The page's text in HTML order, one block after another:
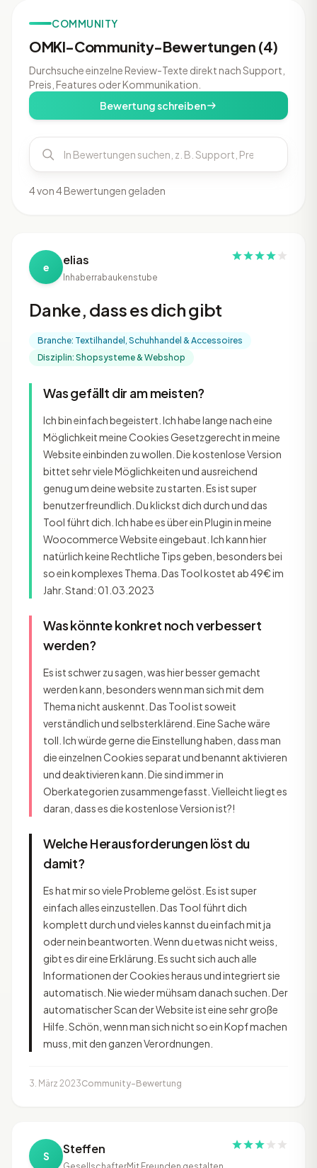
COMMUNITY
OMKI-Community-Bewertungen (4)
Durchsuche einzelne Review-Texte direkt nach Support,
Preis, Features oder Kommunikation.
Bewertung schreiben
4 von 4 Bewertungen geladen
e elias
Inhaberrabaukenstube
Danke, dass es dich gibt
Branche: Textilhandel, Schuhhandel & Accessoires
Disziplin: Shopsysteme & Webshop
Was gefällt dir am meisten?
Ich bin einfach begeistert. Ich habe lange nach eine
Möglichkeit meine Cookies Gesetzgerecht in meine
Website einbinden zu wollen. Die kostenlose Version
bittet sehr viele Möglichkeiten und ausreichend
genug um deine website zu starten. Es ist super
benutzerfreundlich. Du klickst dich durch und das
Tool führt dich. Ich habe es über ein Plugin in meine
Woocommerce Website eingebaut. Ich kann hier
natürlich keine Rechtliche Tips geben, besonders bei
so ein komplexes Thema. Das Tool kostet ab 49€ im
Jahr. Stand: 01.03.2023
Was könnte konkret noch verbessert
werden?
Es ist schwer zu sagen, was hier besser gemacht
werden kann, besonders wenn man sich mit dem
Thema nicht auskennt. Das Tool ist soweit
verständlich und selbsterklärend. Eine Sache wäre
toll. Ich würde gerne die Einstellung haben, dass man
die einzelnen Cookies separat und benannt aktivieren
und deaktivieren kann. Die sind immer in
Oberkategorien zusammengefasst. Vielleicht liegt es
daran, dass es die kostenlose Version ist?!
Welche Herausforderungen löst du
damit?
Es hat mir so viele Probleme gelöst. Es ist super
einfach alles einzustellen. Das Tool führt dich
komplett durch und vieles kannst du einfach mit ja
oder nein beantworten. Wenn du etwas nicht weiss,
gibt es dir eine Erklärung. Es sucht sich auch alle
Informationen der Cookies heraus und integriert sie
automatisch. Nie wieder mühsam danach suchen. Der
automatischer Scan der Website ist eine sehr große
Hilfe. Schön, wenn man sich nicht so ein Kopf machen
muss, mit den ganzen Verordnungen.
3. März 2023Community-Bewertung
S Steffen